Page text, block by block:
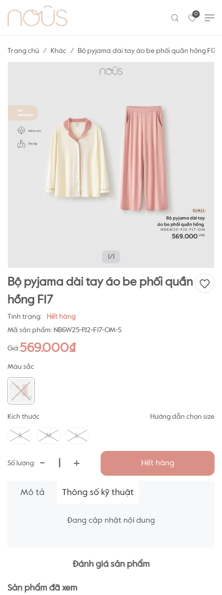
0
Trang chủ Khác Bộ pyjama dài tay áo be phối quần hồng F17
1/1
Bộ pyjama dài tay áo be phối quần
hồng F17
Tình trạng:
Hết hàng
Mã sản phẩm: NB6W25-PJ2-F17-OM-S
Giá:569.000₫
Màu sắc
Kích thước Hướng dẫn chọn size
S M L
Số lượng: - + Hết hàng
Mô tả Thông số kỹ thuật
Đang cập nhật nội dung
Đánh giá sản phẩm
Sản phẩm đã xem